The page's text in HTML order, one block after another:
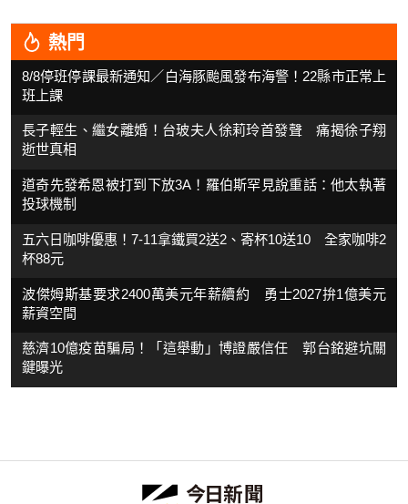
熱門
8/8停班停課最新通知／白海豚颱風發布海警！22縣市正常上
班上課
長子輕生、繼女離婚！台玻夫人徐莉玲首發聲 痛揭徐子翔
逝世真相
道奇先發希恩被打到下放3A！羅伯斯罕見說重話：他太執著
投球機制
五六日咖啡優惠！7-11拿鐵買2送2、寄杯10送10 全家咖啡2
杯88元
波傑姆斯基要求2400萬美元年薪續約 勇士2027拚1億美元
薪資空間
慈濟10億疫苗騙局！「這舉動」博證嚴信任 郭台銘避坑關
鍵曝光